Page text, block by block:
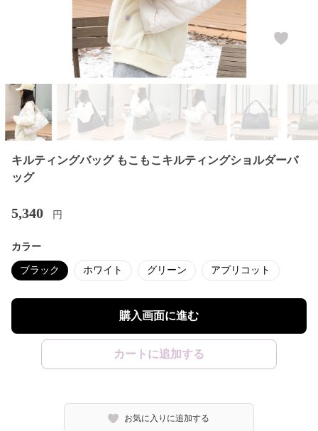
キルティングバッグ もこもこキルティングショルダーバ
ッグ
5,340 円
カラー
ブラック ホワイト グリーン アプリコット
購入画面に進む
カートに追加する
お気に入りに追加する